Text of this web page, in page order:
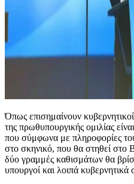
Όπως επισημαίνουν
της πρωθυπουργικής ομιλίας
που σύμφωνα με πληροφορίες
στο σκηνικό, που θα στηθεί στο
δύο γραμμές καθισμάτων θα
υπουργοί και λοιπά κυβερνητικά